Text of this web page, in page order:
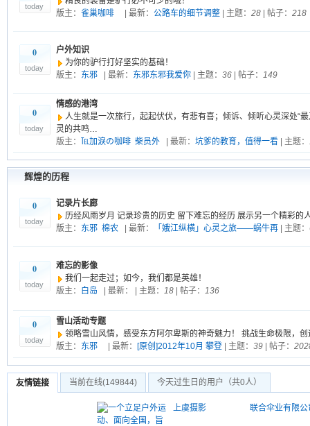
today
版主： 雀巢咖啡 | 最新： 公路车的细节调整| 主题： 28| 帖子： 218
0
today
户外知识
为你的驴行打好坚实的基础！
版主：
东邪| 最新： 东邪东邪我爱你| 主题： 36| 帖子： 149
0
today
情感的港湾
人生就是一次旅行，起起伏伏，有悲有喜；倾诉、倾听心灵深处“
灵的共鸣…
版主：
℡加淚の咖啡 柴员外| 最新： 坑爹的教育，值得一看| 主题：
辉煌的历程
0
today
记录片长廊
历经风雨岁月 记录珍贵的历史 留下难忘的经历 展示另一个精彩的
版主：
东邪 棉农| 最新： 「娥江纵横」心灵之旅——蜗牛再| 主题：
0
today
难忘的影像
我们一起走过；如今，我们都是英雄！
版主：
白岛 | 最新： | 主题： 18| 帖子： 136
0
today
雪山活动专题
领略雪山风情，感受东方阿尔卑斯的神奇魅力！ 挑战生命极限，
版主：
东邪 | 最新： [原创]2012年10月 攀登| 主题： 39| 帖子：
友情链接 当前在线(149844) 今天过生日的用户（共0人）
上虞摄影 联合伞业有限公